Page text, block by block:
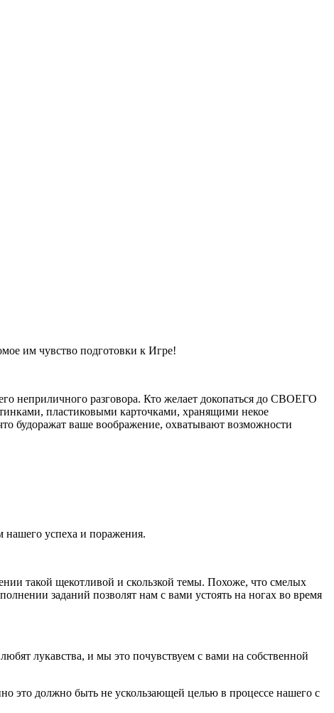
им чувство подготовки к Игре!
неприличного разговора. Кто желает докопаться до СВОЕГО
пластиковыми карточками, хранящими некое
будоражат ваше воображение, охватывают возможности
успеха и поражения.
такой щекотливой и скользкой темы. Похоже, что смелых
заданий позволят нам с вами устоять на ногах во время
лукавства, и мы это почувствуем с вами на собственной
это должно быть не ускользающей целью в процессе нашего с